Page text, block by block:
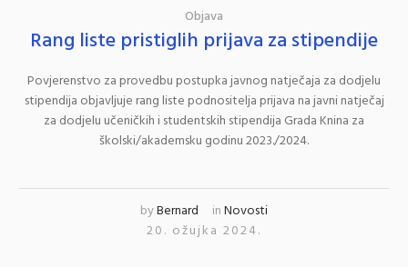
Objava
Rang liste pristiglih prijava za stipendije
Povjerenstvo za provedbu postupka javnog natječaja za dodjelu
stipendija objavljuje rang liste podnositelja prijava na javni natječaj
za dodjelu učeničkih i studentskih stipendija Grada Knina za
školski/akademsku godinu 2023./2024.
byBernard inNovosti
20. ožujka 2024.